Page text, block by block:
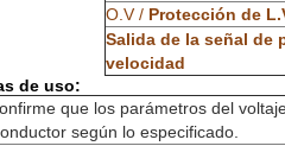
O.V / Protección de
Salida de la señal de
velocidad
de uso:
que los parámetros del
según lo especificado.